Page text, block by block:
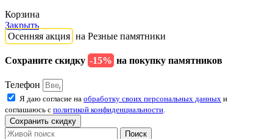
Корзина
Закрыть
Осенняя акция на Резные памятники
Сохраните скидку -15% на покупку памятников
Телефон
Я даю согласие на обработку своих персональных данных и
соглашаюсь с политикой конфиденциальности
Сохранить скидку
Поиск